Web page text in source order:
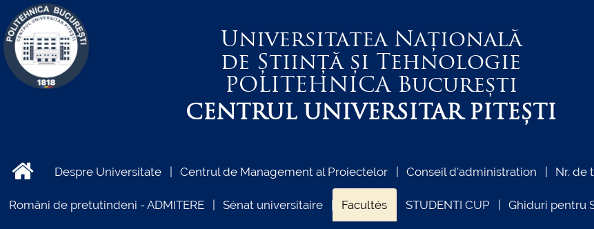
Universitatea Națională
de Știință și Tehnologie
POLITEHNICABucurești
CENTRUL UNIVERSITAR PITEȘTI
Despre Universitate Centrul de Management al Proiectelor Conseil d'administration Nr. de
Români de pretutindeni - ADMITERE Sénat universitaire Facultés STUDENTI CUP Ghiduri pentru